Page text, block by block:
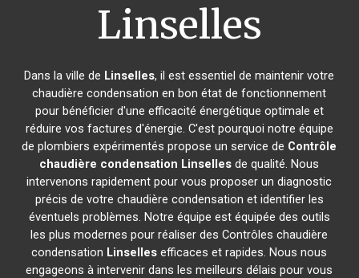
Linselles
Dans la ville de Linselles, il est essentiel de maintenir votre
chaudière condensation en bon état de fonctionnement
pour bénéficier d'une efficacité énergétique optimale et
réduire vos factures d'énergie. C'est pourquoi notre équipe
de plombiers expérimentés propose un service de Contrôle
chaudière condensation Linselles de qualité. Nous
intervenons rapidement pour vous proposer un diagnostic
précis de votre chaudière condensation et identifier les
éventuels problèmes. Notre équipe est équipée des outils
les plus modernes pour réaliser des Contrôles chaudière
condensation Linselles efficaces et rapides. Nous nous
engageons à intervenir dans les meilleurs délais pour vous